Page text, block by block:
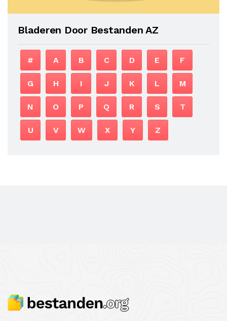
Bladeren Door Bestanden AZ
# A B C D E F
G H I J K L M
N O P Q R S T
U V W X Y Z